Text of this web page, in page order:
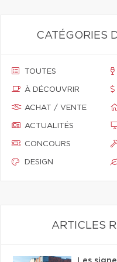
CATÉGORIES
TOUTES
À DÉCOUVRIR
ACHAT / VENTE
ACTUALITÉS
CONCOURS
DESIGN
ARTICLES